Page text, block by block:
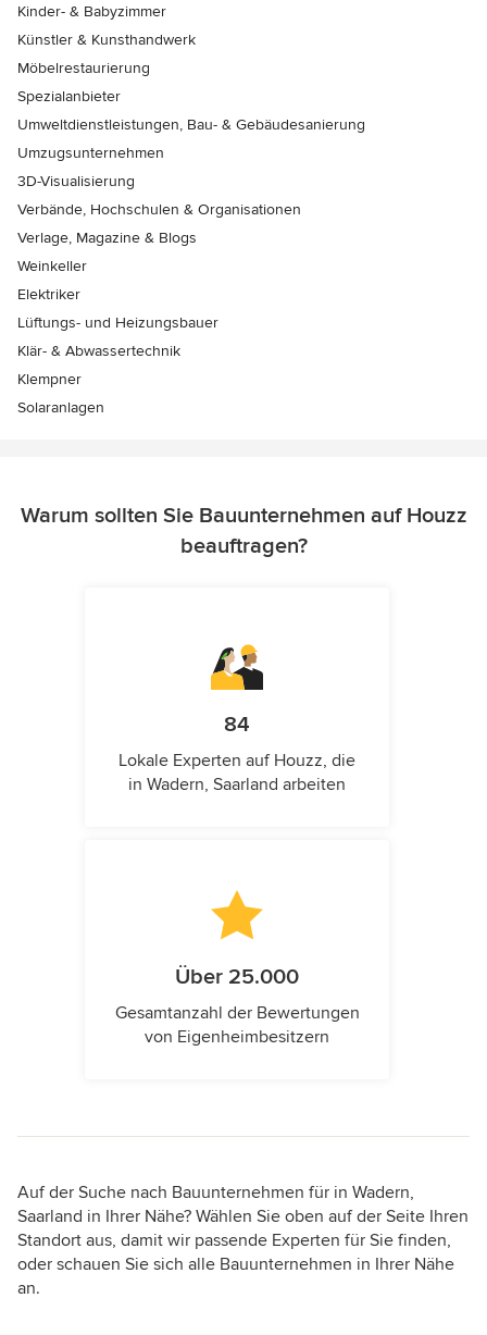
Kinder- & Babyzimmer
Künstler & Kunsthandwerk
Möbelrestaurierung
Spezialanbieter
Umweltdienstleistungen, Bau- & Gebäudesanierung
Umzugsunternehmen
3D-Visualisierung
Verbände, Hochschulen & Organisationen
Verlage, Magazine & Blogs
Weinkeller
Elektriker
Lüftungs- und Heizungsbauer
Klär- & Abwassertechnik
Klempner
Solaranlagen
Warum sollten Sie Bauunternehmen auf Houzz
beauftragen?
84
Lokale Experten auf Houzz, die
in Wadern, Saarland arbeiten
Über 25.000
Gesamtanzahl der Bewertungen
von Eigenheimbesitzern
Auf der Suche nach Bauunternehmen für in Wadern,
Saarland in Ihrer Nähe? Wählen Sie oben auf der Seite Ihren
Standort aus, damit wir passende Experten für Sie finden,
oder schauen Sie sich alle Bauunternehmen in Ihrer Nähe
an.